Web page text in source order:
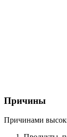
Причины
Причинами